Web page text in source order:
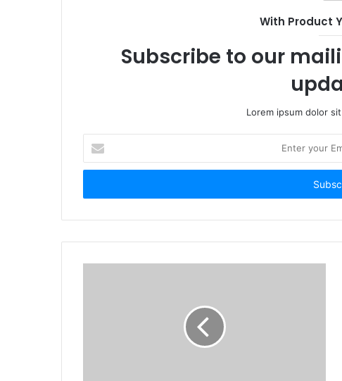
With Product
Subscribe to our
Lorem ipsum dolor
t
r
u